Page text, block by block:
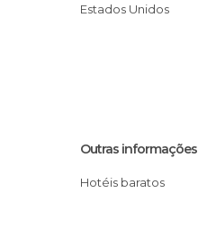
Estados Unidos
Outras informações
Hotéis baratos